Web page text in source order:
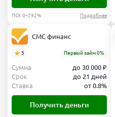
ПСК 0–292% Подробнее
СМС финанс
5 Первый займ 0%
Сумма
до 30 000 ₽
Срок
до 21 дней
Ставка
от 0.8%
Получить деньги